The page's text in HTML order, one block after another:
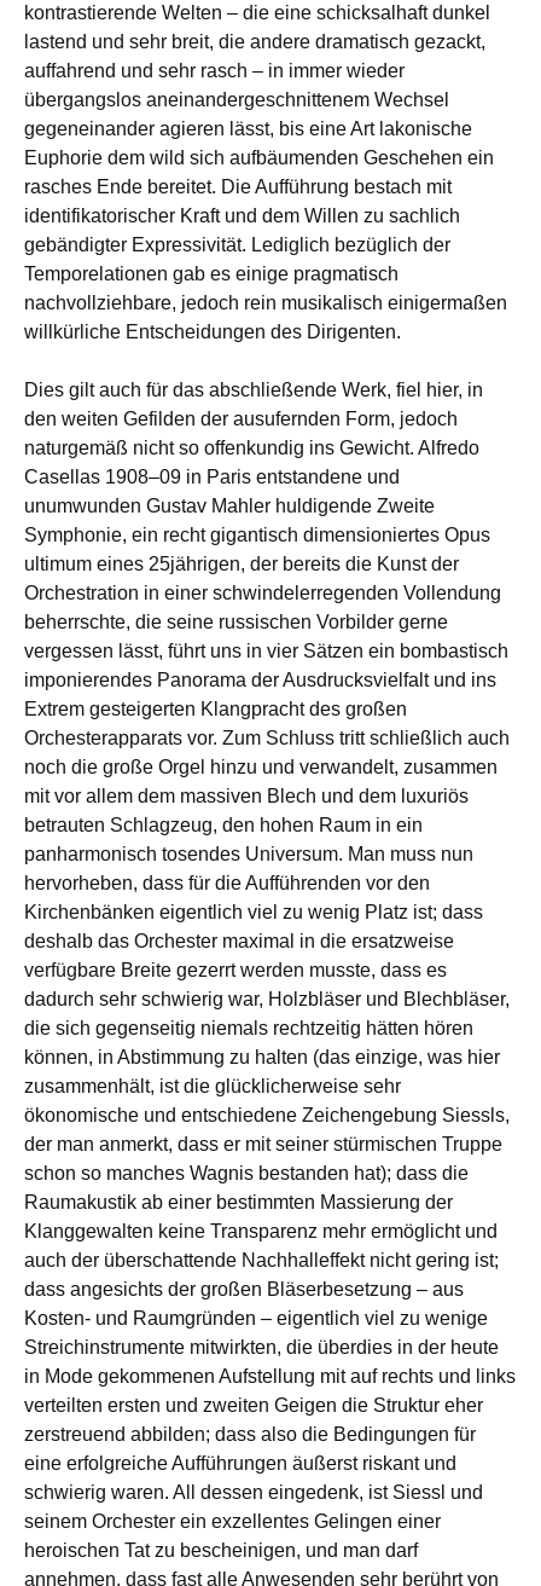
kontrastierende Welten – die eine schicksalhaft dunkel
lastend und sehr breit, die andere dramatisch gezackt,
auffahrend und sehr rasch – in immer wieder
übergangslos aneinandergeschnittenem Wechsel
gegeneinander agieren lässt, bis eine Art lakonische
Euphorie dem wild sich aufbäumenden Geschehen ein
rasches Ende bereitet. Die Aufführung bestach mit
identifikatorischer Kraft und dem Willen zu sachlich
gebändigter Expressivität. Lediglich bezüglich der
Temporelationen gab es einige pragmatisch
nachvollziehbare, jedoch rein musikalisch einigermaßen
willkürliche Entscheidungen des Dirigenten.
Dies gilt auch für das abschließende Werk, fiel hier, in
den weiten Gefilden der ausufernden Form, jedoch
naturgemäß nicht so offenkundig ins Gewicht. Alfredo
Casellas 1908–09 in Paris entstandene und
unumwunden Gustav Mahler huldigende Zweite
Symphonie, ein recht gigantisch dimensioniertes Opus
ultimum eines 25jährigen, der bereits die Kunst der
Orchestration in einer schwindelerregenden Vollendung
beherrschte, die seine russischen Vorbilder gerne
vergessen lässt, führt uns in vier Sätzen ein bombastisch
imponierendes Panorama der Ausdrucksvielfalt und ins
Extrem gesteigerten Klangpracht des großen
Orchesterapparats vor. Zum Schluss tritt schließlich auch
noch die große Orgel hinzu und verwandelt, zusammen
mit vor allem dem massiven Blech und dem luxuriös
betrauten Schlagzeug, den hohen Raum in ein
panharmonisch tosendes Universum. Man muss nun
hervorheben, dass für die Aufführenden vor den
Kirchenbänken eigentlich viel zu wenig Platz ist; dass
deshalb das Orchester maximal in die ersatzweise
verfügbare Breite gezerrt werden musste, dass es
dadurch sehr schwierig war, Holzbläser und Blechbläser,
die sich gegenseitig niemals rechtzeitig hätten hören
können, in Abstimmung zu halten (das einzige, was hier
zusammenhält, ist die glücklicherweise sehr
ökonomische und entschiedene Zeichengebung Siessls,
der man anmerkt, dass er mit seiner stürmischen Truppe
schon so manches Wagnis bestanden hat); dass die
Raumakustik ab einer bestimmten Massierung der
Klanggewalten keine Transparenz mehr ermöglicht und
auch der überschattende Nachhalleffekt nicht gering ist;
dass angesichts der großen Bläserbesetzung – aus
Kosten- und Raumgründen – eigentlich viel zu wenige
Streichinstrumente mitwirkten, die überdies in der heute
in Mode gekommenen Aufstellung mit auf rechts und links
verteilten ersten und zweiten Geigen die Struktur eher
zerstreuend abbilden; dass also die Bedingungen für
eine erfolgreiche Aufführungen äußerst riskant und
schwierig waren. All dessen eingedenk, ist Siessl und
seinem Orchester ein exzellentes Gelingen einer
heroischen Tat zu bescheinigen, und man darf
annehmen, dass fast alle Anwesenden sehr berührt von